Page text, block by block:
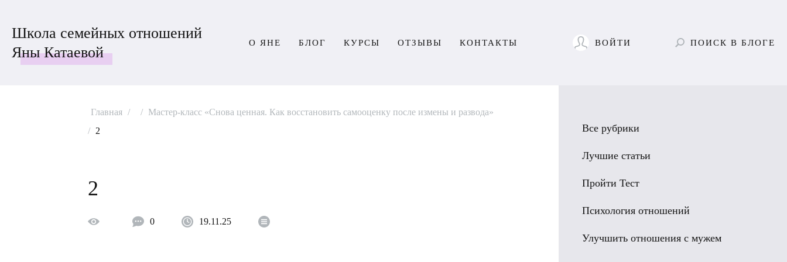
Школа семейных отношений
Яны Катаевой
О ЯНЕ БЛОГ КУРСЫ ОТЗЫВЫ КОНТАКТЫ ВОЙТИ ПОИСК В БЛОГЕ
Главная / / Мастер-класс «Снова ценная. Как восстановить самооценку после измены и развода»
/ 2
2
0 19.11.25
Все рубрики
Лучшие статьи
Пройти Тест
Психология отношений
Улучшить отношения с мужем